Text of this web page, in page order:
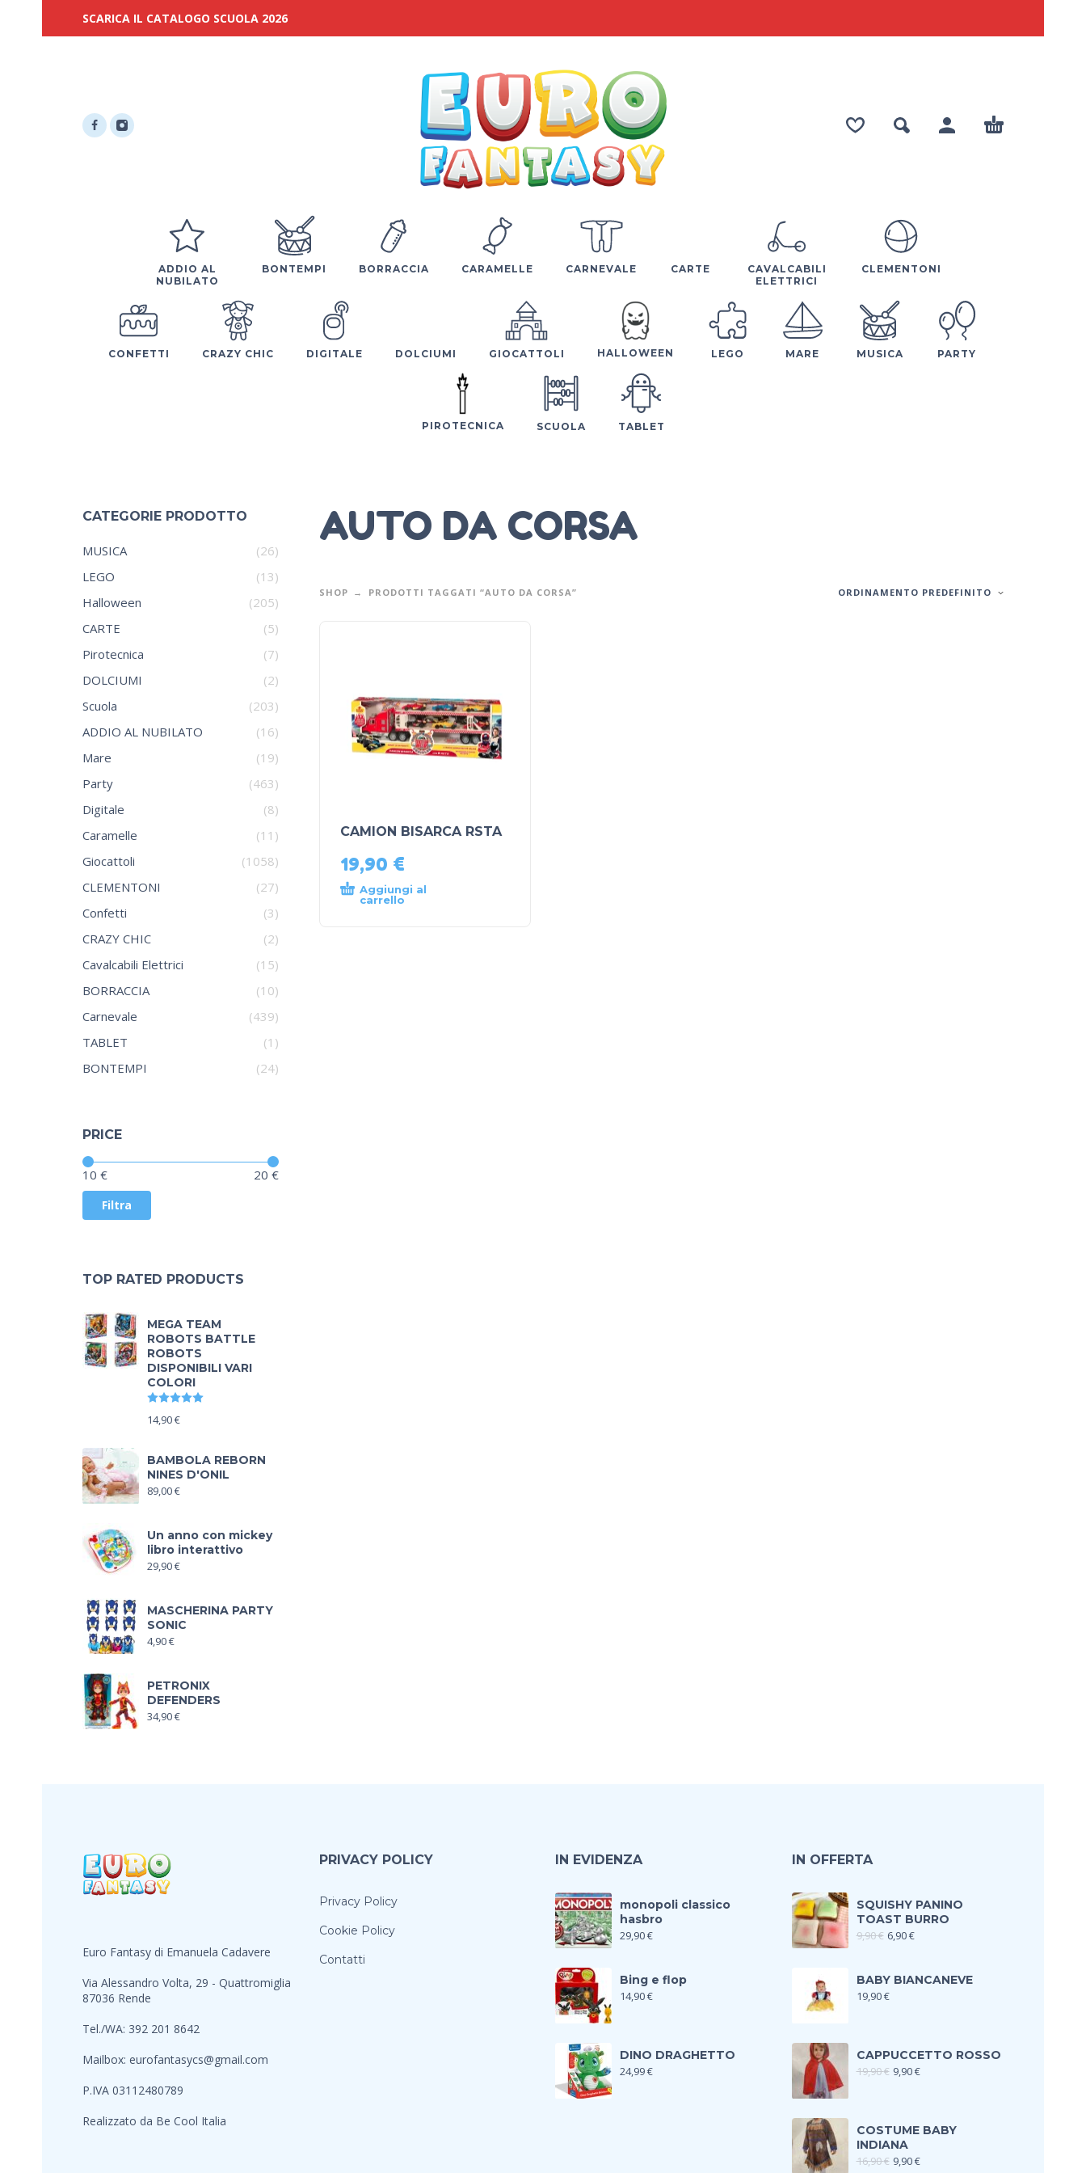
SCARICA IL CATALOGO SCUOLA 2026
ADDIO AL
NUBILATO
BONTEMPI BORRACCIA CARAMELLE CARNEVALE CARTE
CAVALCABILI
ELETTRICI
CLEMENTONI
CONFETTI CRAZY CHIC DIGITALE DOLCIUMI GIOCATTOLI HALLOWEEN LEGO MARE MUSICA PARTY
PIROTECNICA SCUOLA TABLET
CATEGORIE PRODOTTO
MUSICA
(26)
LEGO
(13)
Halloween
(205)
CARTE
(5)
Pirotecnica
(7)
DOLCIUMI
(2)
Scuola
(203)
ADDIO AL NUBILATO
(16)
Mare
(19)
Party
(463)
Digitale
(8)
Caramelle
(11)
Giocattoli
(1058)
CLEMENTONI
(27)
Confetti
(3)
CRAZY CHIC
(2)
Cavalcabili Elettrici
(15)
BORRACCIA
(10)
Carnevale
(439)
TABLET
(1)
BONTEMPI
(24)
PRICE
Filtra
Prezzo:
10 € 20 €
TOP RATED PRODUCTS
MEGA TEAM
ROBOTS BATTLE
ROBOTS
DISPONIBILI VARI
COLORI
14,90€
BAMBOLA REBORN
NINES D'ONIL
89,00€
Un anno con mickey
libro interattivo
29,90€
MASCHERINA PARTY
SONIC
4,90€
PETRONIX
DEFENDERS
34,90€
AUTO DA CORSA
SHOP PRODOTTI TAGGATI “AUTO DA CORSA” ORDINAMENTO PREDEFINITO
CAMION BISARCA RSTA
19,90 €
Aggiungi al
carrello
Euro Fantasy di Emanuela Cadavere
Via Alessandro Volta, 29 - Quattromiglia
87036 Rende
Tel./WA: 392 201 8642
Mailbox: eurofantasycs@gmail.com
P.IVA 03112480789
Realizzato da Be Cool Italia
PRIVACY POLICY
Privacy Policy
Cookie Policy
Contatti
IN EVIDENZA
monopoli classico
hasbro
29,90€
Bing e flop
14,90€
DINO DRAGHETTO
24,99€
IN OFFERTA
SQUISHY PANINO
TOAST BURRO
9,90€ 6,90€
BABY BIANCANEVE
19,90€
CAPPUCCETTO ROSSO
19,90€ 9,90€
COSTUME BABY
INDIANA
16,90€ 9,90€